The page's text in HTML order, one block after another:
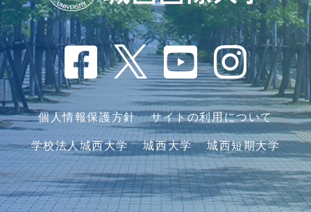
個人情報保護方針 サイトの利用について
学校法人城西大学 城西大学 城西短期大学